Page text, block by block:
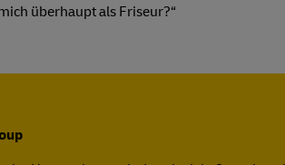
überhaupt als Friseur?“